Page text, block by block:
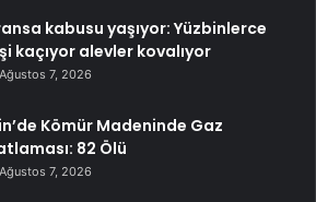
kabusu yaşıyor: Yüzbinlerce
kaçıyor alevler kovalıyor
Ağustos 7, 2026
Kömür Madeninde Gaz
82 Ölü
Ağustos 7, 2026